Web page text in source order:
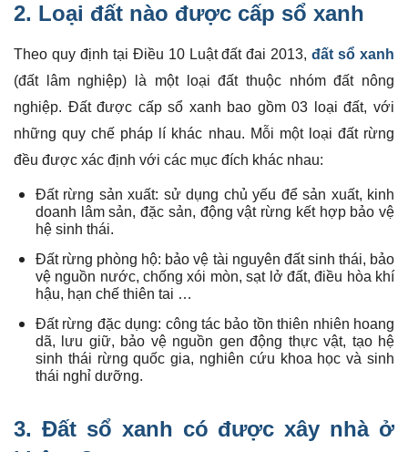
2. Loại đất nào được cấp sổ xanh
Theo quy định tại Điều 10 Luật đất đai 2013,đất sổ xanh
(đất lâm nghiệp) là một loại đất thuộc nhóm đất nông
nghiệp. Đất được cấp sổ xanh bao gồm 03 loại đất, với
những quy chế pháp lí khác nhau. Mỗi một loại đất rừng
đều được xác định với các mục đích khác nhau:
Đất rừng sản xuất: sử dụng chủ yếu để sản xuất, kinh
doanh lâm sản, đặc sản, động vật rừng kết hợp bảo vệ
hệ sinh thái.
Đất rừng phòng hộ: bảo vệ tài nguyên đất sinh thái, bảo
vệ nguồn nước, chống xói mòn, sạt lở đất, điều hòa khí
hậu, hạn chế thiên tai …
Đất rừng đặc dụng: công tác bảo tồn thiên nhiên hoang
dã, lưu giữ, bảo vệ nguồn gen động thực vật, tạo hệ
sinh thái rừng quốc gia, nghiên cứu khoa học và sinh
thái nghỉ dưỡng.
3. Đất sổ xanh có được xây nhà ở